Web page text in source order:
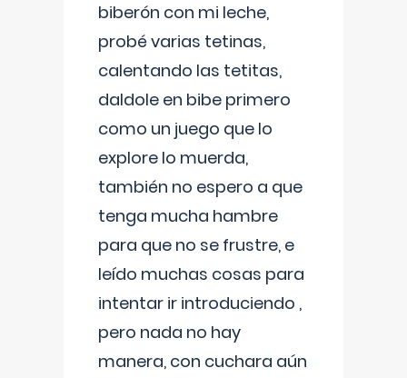
biberón con mi leche,
probé varias tetinas,
calentando las tetitas,
daldole en bibe primero
como un juego que lo
explore lo muerda,
también no espero a que
tenga mucha hambre
para que no se frustre, e
leído muchas cosas para
intentar ir introduciendo ,
pero nada no hay
manera, con cuchara aún